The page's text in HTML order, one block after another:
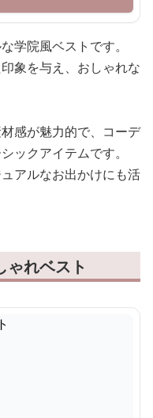
学院風ベストです。
象を与え、おしゃれな
感が魅力的で、コーデ
ックアイテムです。
アルなお出かけにも活
ゃれベスト